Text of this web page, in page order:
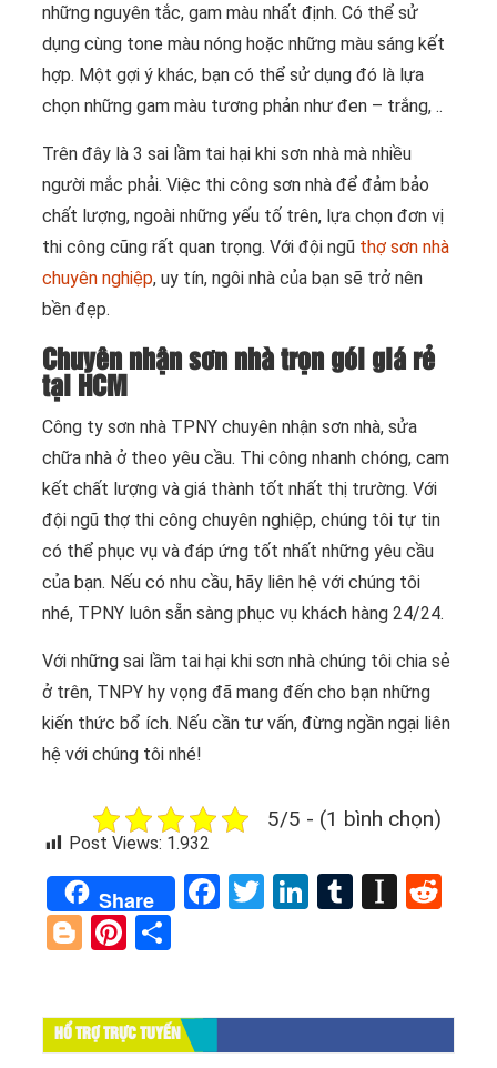
những nguyên tắc, gam màu nhất định. Có thể sử
dụng cùng tone màu nóng hoặc những màu sáng kết
hợp. Một gợi ý khác, bạn có thể sử dụng đó là lựa
chọn những gam màu tương phản như đen – trắng, ..
Trên đây là 3 sai lầm tai hại khi sơn nhà mà nhiều
người mắc phải. Việc thi công sơn nhà để đảm bảo
chất lượng, ngoài những yếu tố trên, lựa chọn đơn vị
thi công cũng rất quan trọng. Với đội ngũ thợ sơn nhà
chuyên nghiệp, uy tín, ngôi nhà của bạn sẽ trở nên
bền đẹp.
Chuyên nhận sơn nhà trọn gói giá rẻ
tại HCM
Công ty sơn nhà TPNY chuyên nhận sơn nhà, sửa
chữa nhà ở theo yêu cầu. Thi công nhanh chóng, cam
kết chất lượng và giá thành tốt nhất thị trường. Với
đội ngũ thợ thi công chuyên nghiệp, chúng tôi tự tin
có thể phục vụ và đáp ứng tốt nhất những yêu cầu
của bạn. Nếu có nhu cầu, hãy liên hệ với chúng tôi
nhé, TPNY luôn sẵn sàng phục vụ khách hàng 24/24.
Với những sai lầm tai hại khi sơn nhà chúng tôi chia sẻ
ở trên, TNPY hy vọng đã mang đến cho bạn những
kiến thức bổ ích. Nếu cần tư vấn, đừng ngần ngại liên
hệ với chúng tôi nhé!
5/5 - (1 bình chọn)
Post Views: 1.932
Share Facebook
TwitterLinkedIn
Tumblr
BloggerPinterest
HỔ TRỢ TRỰC TUYẾN